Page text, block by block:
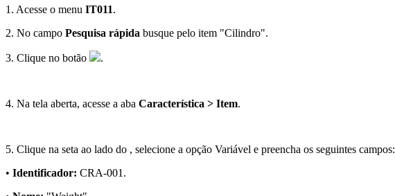
1. Acesse o menu IT011.
2. No campo Pesquisa rápida busque pelo item "Cilindro".
3. Clique no botão .
4. Na tela aberta, acesse a aba Característica > Item.
5. Clique na seta ao lado do , selecione a opção Variável e preencha os seguintes campos:
• Identificador: CRA-001.